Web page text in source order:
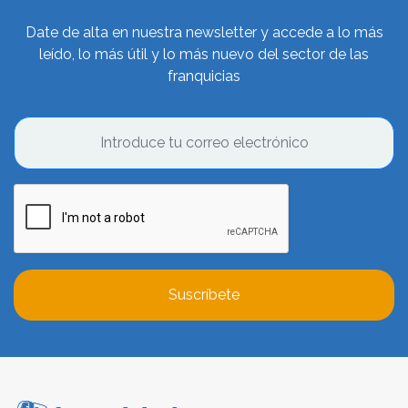
medios posibles, tanto offline (televisión o publicidad
exterior, por ejemplo) como online (publicidad en
buscadores o anuncios display), llegando a cifras de
Objetivos de las Top Franquicias
Estas enseñas buscan expandirse siempre y cuando las
apertura está meticulosamente estudiada y se toma en
cuenta cada detalle, por pequeño que sea. En un primer
a abrir la nueva enseña y, en segundo lugar, se analiza la
situación del franquiciado y la viabilidad económica del
proyecto.
Lasmejores franquiciasestán más dispuestas y
Date de alta en nuestra newsletter y accede a lo más
leído, lo más útil y lo más nuevo del sector de las
franquicias
Suscríbete